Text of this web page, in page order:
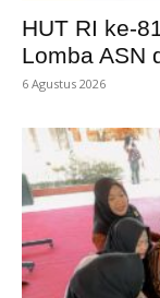
HUT RI ke-
Lomba ASN
6 Agustus 2026